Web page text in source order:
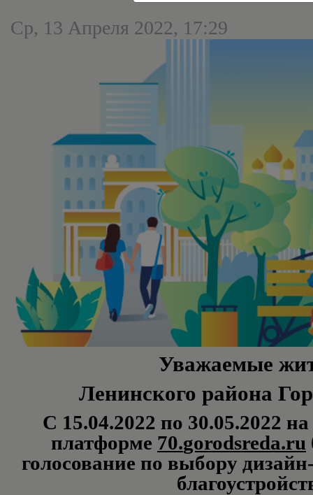
Ср, 13 Апреля 2022, 17:29
Уважаемые
Ленинского района
С 15.04.2022 по 30.05.2022
платформе 70.gorodsreda.ru
голосование по выбору